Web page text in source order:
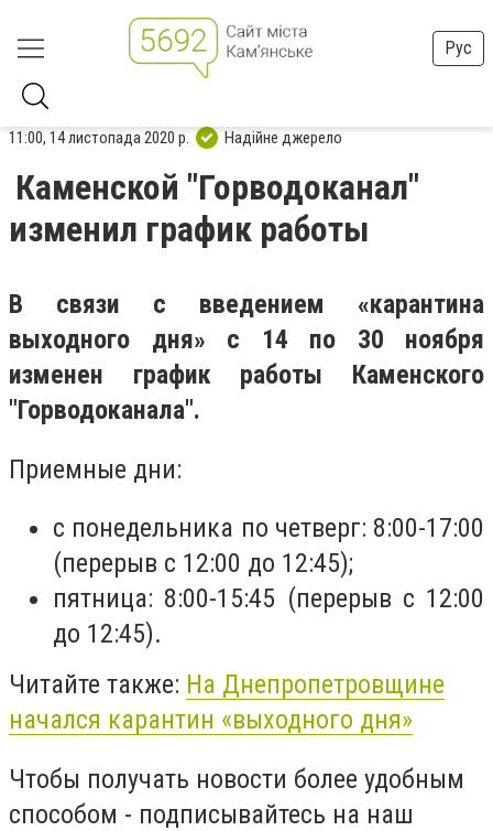
Рус
11:00, 14 листопада 2020 р. Надійне джерело
Каменской "Горводоканал"
изменил график работы
В связи с введением «карантина
выходного дня» с 14 по 30 ноября
изменен график работы Каменского
"Горводоканала".
Приемные дни:
с понедельника по четверг: 8:00-17:00
(перерыв с 12:00 до 12:45);
пятница: 8:00-15:45 (перерыв с 12:00
до 12:45).
Читайте также: На Днепропетровщине
начался карантин «выходного дня»
Чтобы получать новости более удобным
способом - подписывайтесь на наш